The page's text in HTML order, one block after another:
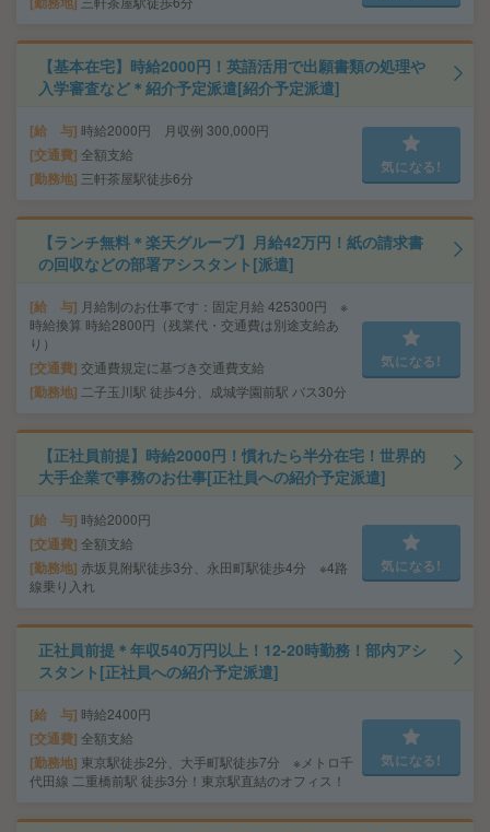
【基本在宅】時給2000円！英語活用で出願書類の処理や
入学審査など＊紹介予定派遣[紹介予定派遣]
給 与 時給2000円 月収例 300,000円
交通費 全額支給
勤務地 三軒茶屋駅徒歩6分
気になる!
【ランチ無料＊楽天グループ】月給42万円！紙の請求書
の回収などの部署アシスタント[派遣]
給 与 月給制のお仕事です：固定月給 425300円 ※
時給換算 時給2800円（残業代・交通費は別途支給あ
り）
交通費 交通費規定に基づき交通費支給
勤務地 二子玉川駅 徒歩4分、成城学園前駅 バス30分
気になる!
【正社員前提】時給2000円！慣れたら半分在宅！世界的
大手企業で事務のお仕事[正社員への紹介予定派遣]
給 与 時給2000円
交通費 全額支給
勤務地 赤坂見附駅徒歩3分、永田町駅徒歩4分 ※4路
線乗り入れ
気になる!
正社員前提＊年収540万円以上！12-20時勤務！部内アシ
スタント[正社員への紹介予定派遣]
給 与 時給2400円
交通費 全額支給
勤務地 東京駅徒歩2分、大手町駅徒歩7分 ※メトロ千
代田線 二重橋前駅 徒歩3分！東京駅直結のオフィス！
気になる!